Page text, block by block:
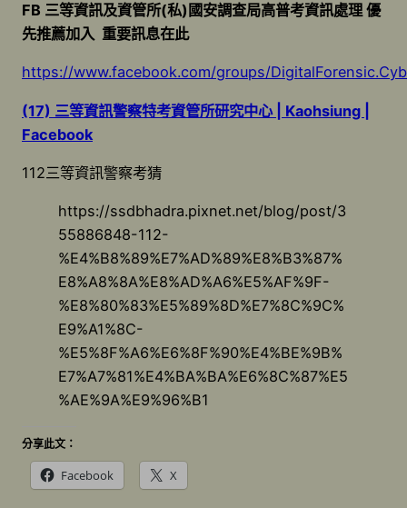
FB 三等資訊及資管所(私)國安調查局高普考資訊處理優
先推薦加入 重要訊息在此
https://www.facebook.com/groups/
(17) 三等資訊警察特考資管所研究中心 | Kaohsiung |
Facebook
112三等資訊警察考猜
https://ssdbhadra.pixnet.net/blog/post/3
55886848-112-
%E4%B8%89%E7%AD%89%E8%B3%87%
E8%A8%8A%E8%AD%A6%E5%AF%9F-
%E8%80%83%E5%89%8D%E7%8C%9C%
E9%A1%8C-
%E5%8F%A6%E6%8F%90%E4%BE%9B%
E7%A7%81%E4%BA%BA%E6%8C%87%E5
%AE%9A%E9%96%B1
分享此文：
Facebook X